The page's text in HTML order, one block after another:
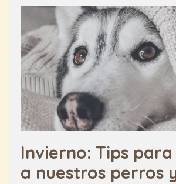
Invierno: Tips
a nuestros perros